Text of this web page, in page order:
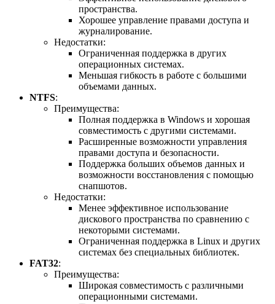
пространства.
Хорошее управление правами доступа и
журналирование.
Недостатки:
Ограниченная поддержка в других
операционных системах.
Меньшая гибкость в работе с большими
объемами данных.
NTFS:
Преимущества:
Полная поддержка в Windows и хорошая
совместимость с другими системами.
Расширенные возможности управления
правами доступа и безопасности.
Поддержка больших объемов данных и
возможности восстановления с помощью
снапшотов.
Недостатки:
Менее эффективное использование
дискового пространства по сравнению с
некоторыми системами.
Ограниченная поддержка в Linux и других
системах без специальных библиотек.
FAT32:
Преимущества:
Широкая совместимость с различными
операционными системами.